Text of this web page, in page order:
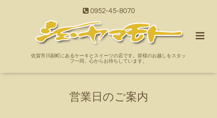
0952-45-8070
佐賀市川副町にあるケーキとスイーツの店です。皆様のお越しをスタッ
フ一同、心からお待ちしています。
営業日のご案内